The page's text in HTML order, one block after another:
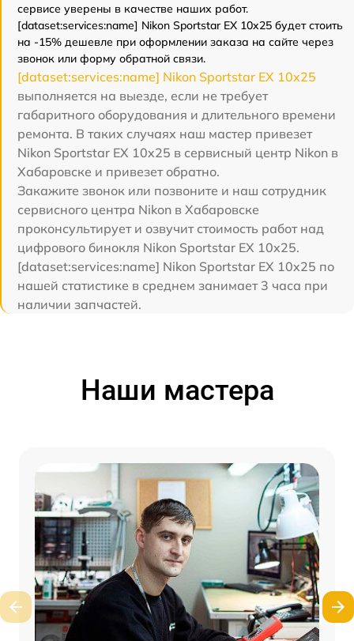
сервисе уверены в качестве наших работ.
[dataset:services:name] Nikon Sportstar EX 10x25 будет стоить
на -15% дешевле при оформлении заказа на сайте через
звонок или форму обратной связи.
[dataset:services:name] Nikon Sportstar EX 10x25
выполняется на выезде, если не требует
габаритного оборудования и длительного времени
ремонта. В таких случаях наш мастер привезет
Nikon Sportstar EX 10x25 в сервисный центр Nikon в
Хабаровске и привезет обратно.
Закажите звонок или позвоните и наш сотрудник
сервисного центра Nikon в Хабаровске
проконсультирует и озвучит стоимость работ над
цифрового бинокля Nikon Sportstar EX 10x25.
[dataset:services:name] Nikon Sportstar EX 10x25 по
нашей статистике в среднем занимает 3 часа при
наличии запчастей.
Наши мастера